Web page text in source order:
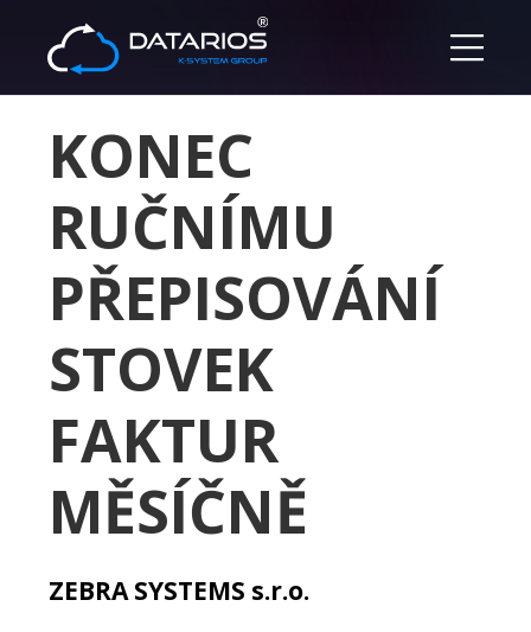
KONEC
RUČNÍMU
PŘEPISOVÁNÍ
STOVEK
FAKTUR
MĚSÍČNĚ
ZEBRA SYSTEMS s.r.o.